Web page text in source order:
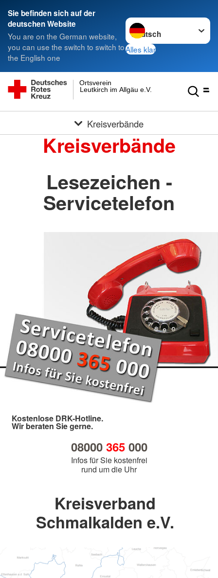
Sie befinden sich auf der
deutschen Website
You are on the German website,
you can use the switch to switch to
the English one
Sprache wechseln zu
Alles klar
Leutkirch im Allgäu e.V.
Ortsverein
Kreisverbände
Kreisverbände
Lesezeichen -
Servicetelefon
Kostenlose DRK-Hotline.
Wir beraten Sie gerne.
08000 365000
Infos für Sie kostenfrei
rund um die Uhr
Kreisverband
Schmalkalden e.V.